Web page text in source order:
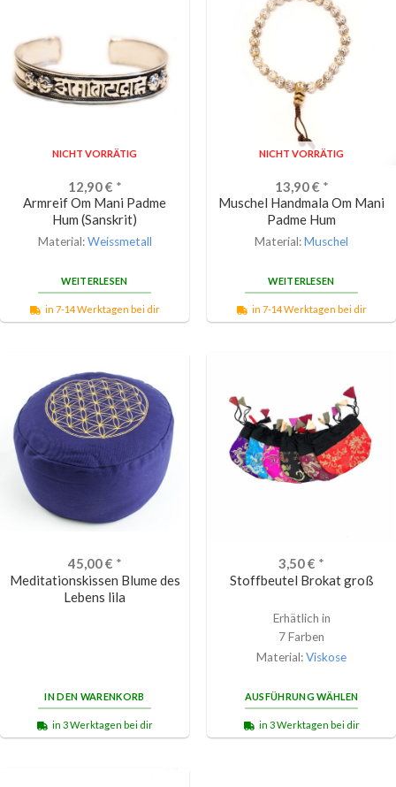
NICHT VORRÄTIG
12,90€ *
Armreif Om Mani Padme
Hum (Sanskrit)
Material:Weissmetall
WEITERLESEN
in 7-14 Werktagen bei dir
NICHT VORRÄTIG
13,90€ *
Muschel Handmala Om Mani
Padme Hum
Material:Muschel
WEITERLESEN
in 7-14 Werktagen bei dir
45,00€ *
Meditationskissen Blume des
Lebens lila
IN DEN WARENKORB
in 3 Werktagen bei dir
3,50€ *
Stoffbeutel Brokat groß
Erhätlich in
7 Farben
Material:Viskose
AUSFÜHRUNG WÄHLEN
in 3 Werktagen bei dir